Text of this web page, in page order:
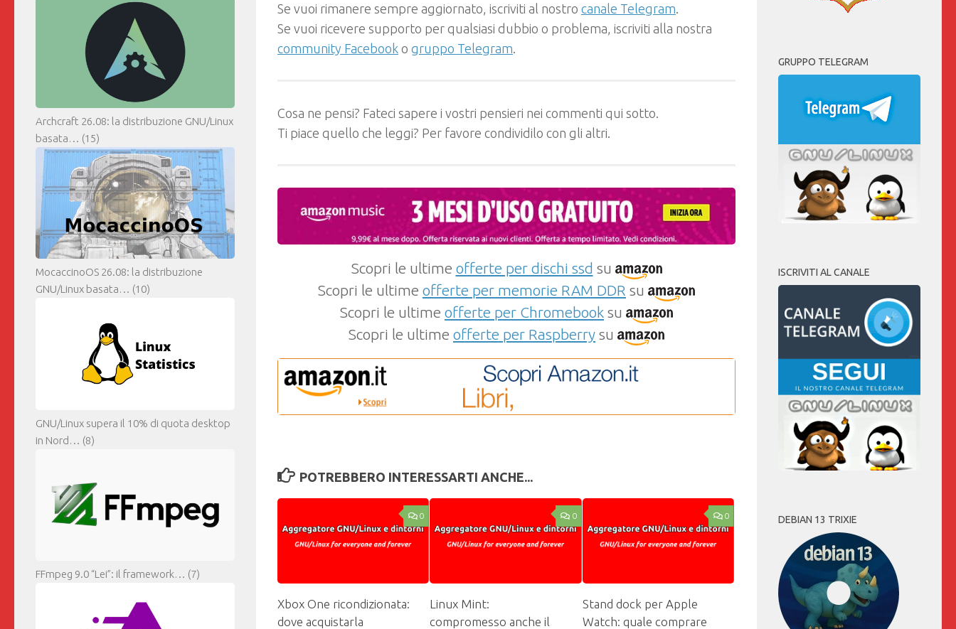
Se vuoi rimanere sempre aggiornato, iscriviti al nostro canale Telegram.
Se vuoi ricevere supporto per qualsiasi dubbio o problema, iscriviti alla nostra
community Facebook o gruppo Telegram.
Cosa ne pensi? Fateci sapere i vostri pensieri nei commenti qui sotto.
Ti piace quello che leggi? Per favore condividilo con gli altri.
Scopri le ultime offerte per dischi ssd su
Scopri le ultime offerte per memorie RAM DDR su
Scopri le ultime offerte per Chromebook su
Scopri le ultime offerte per Raspberry su
POTREBBERO INTERESSARTI ANCHE...
0
Xbox One ricondizionata:
dove acquistarla
0
Linux Mint:
compromesso anche il
0
Stand dock per Apple
Watch: quale comprare
Archcraft 26.08: la distribuzione GNU/Linux
basata… (15)
MocaccinoOS 26.08: la distribuzione
GNU/Linux basata… (10)
GNU/Linux supera il 10% di quota desktop
in Nord… (8)
FFmpeg 9.0 “Lei”: il framework… (7)
GRUPPO TELEGRAM
ISCRIVITI AL CANALE
DEBIAN 13 TRIXIE